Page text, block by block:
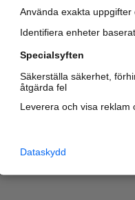
Använda exakta
Identifiera enheter
Specialsyften
Säkerställa säkerhet,
åtgärda fel
Leverera och visa reklam
Dataskydd